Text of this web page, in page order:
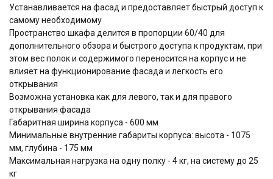
Устанавливается на фасад и предоставляет быстрый доступ к
самому необходимому
Пространство шкафа делится в пропорции 60/40 для
дополнительного обзора и быстрого доступа к продуктам, при
этом вес полок и содержимого переносится на корпус и не
влияет на функционирование фасада и легкость его
открывания
Возможна установка как для левого, так и для правого
открывания фасада
Габаритная ширина корпуса - 600 мм
Минимальные внутренние габариты корпуса: высота - 1075
мм, глубина - 175 мм
Максимальная нагрузка на одну полку - 4 кг, на систему до 25
кг